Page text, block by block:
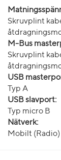
Skruvplint
M-Bus
Skruvplint
USB
Typ A
USB slavport:
Typ micro B
Nätverk:
Mobilt (Radio)